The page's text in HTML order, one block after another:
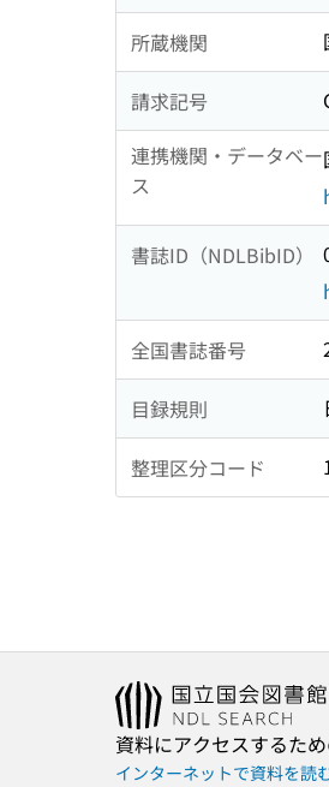
所蔵機関
請求記号
連携機関・データベー
ス
書誌ID（NDLBibID）
全国書誌番号
目録規則
整理区分コード
資料にアクセスするた
インターネットで資料を読